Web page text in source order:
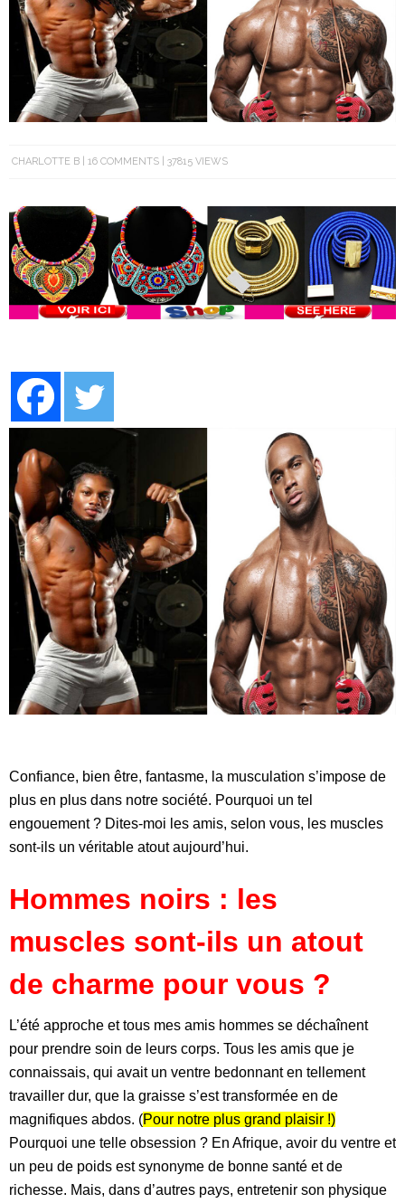
CHARLOTTE B 16 COMMENTS 37815 VIEWS
Confiance, bien être, fantasme, la musculation s’impose de
plus en plus dans notre société. Pourquoi un tel
engouement ? Dites-moi les amis, selon vous, les muscles
sont-ils un véritable atout aujourd’hui.
Hommes noirs : les
muscles sont-ils un atout
de charme pour vous ?
L’été approche et tous mes amis hommes se déchaînent
pour prendre soin de leurs corps. Tous les amis que je
connaissais, qui avait un ventre bedonnant en tellement
travailler dur, que la graisse s’est transformée en de
magnifiques abdos. (Pour notre plus grand plaisir !)
Pourquoi une telle obsession ? En Afrique, avoir du ventre et
un peu de poids est synonyme de bonne santé et de
richesse. Mais, dans d’autres pays, entretenir son physique